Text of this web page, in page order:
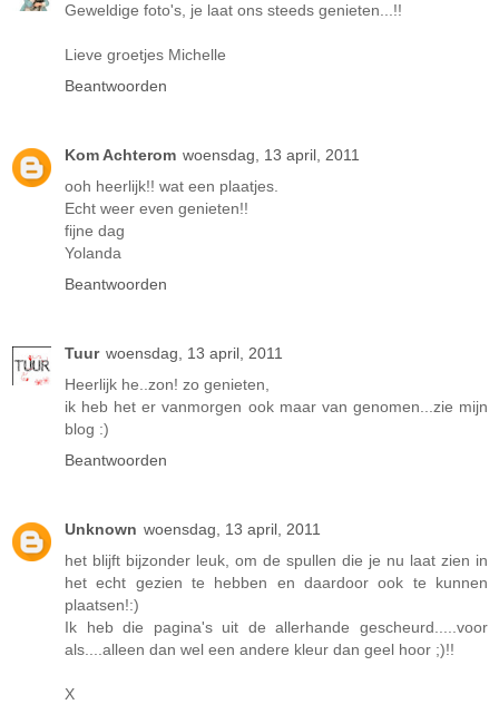
Geweldige foto's, je laat ons steeds genieten...!!
Lieve groetjes Michelle
Beantwoorden
Kom Achterom woensdag, 13 april, 2011
ooh heerlijk!! wat een plaatjes.
Echt weer even genieten!!
fijne dag
Yolanda
Beantwoorden
Tuur woensdag, 13 april, 2011
Heerlijk he..zon! zo genieten,
ik heb het er vanmorgen ook maar van genomen...zie mijn
blog :)
Beantwoorden
Unknown woensdag, 13 april, 2011
het blijft bijzonder leuk, om de spullen die je nu laat zien in
het echt gezien te hebben en daardoor ook te kunnen
plaatsen!:)
Ik heb die pagina's uit de allerhande gescheurd.....voor
als....alleen dan wel een andere kleur dan geel hoor ;)!!
X